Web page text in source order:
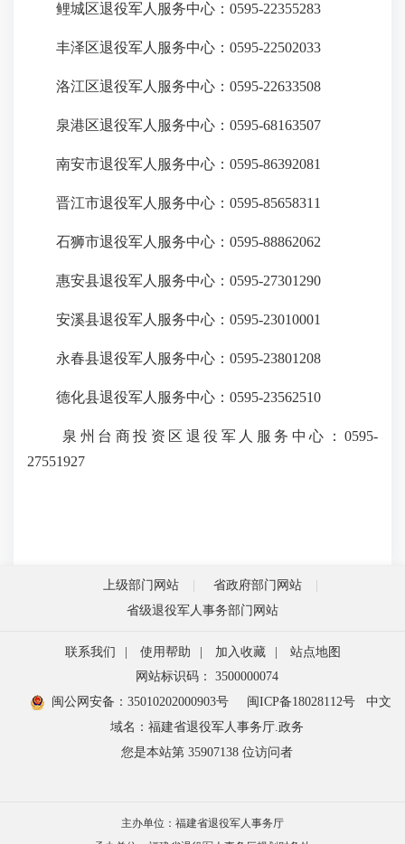
鲤城区退役军人服务中心：0595-22355283
丰泽区退役军人服务中心：0595-22502033
洛江区退役军人服务中心：0595-22633508
泉港区退役军人服务中心：0595-68163507
南安市退役军人服务中心：0595-86392081
晋江市退役军人服务中心：0595-85658311
石狮市退役军人服务中心：0595-88862062
惠安县退役军人服务中心：0595-27301290
安溪县退役军人服务中心：0595-23010001
永春县退役军人服务中心：0595-23801208
德化县退役军人服务中心：0595-23562510
泉州台商投资区退役军人服务中心：0595-
27551927
上级部门网站
省政府部门网站
省级退役军人事务部门网站
联系我们 使用帮助 加入收藏
站点地图
网站标识码： 3500000074
闽公网安备：35010202000903号
闽ICP备18028112号
中文
域名：福建省退役军人事务厅.政务
您是本站第 35907138 位访问者
主办单位：福建省退役军人事务厅